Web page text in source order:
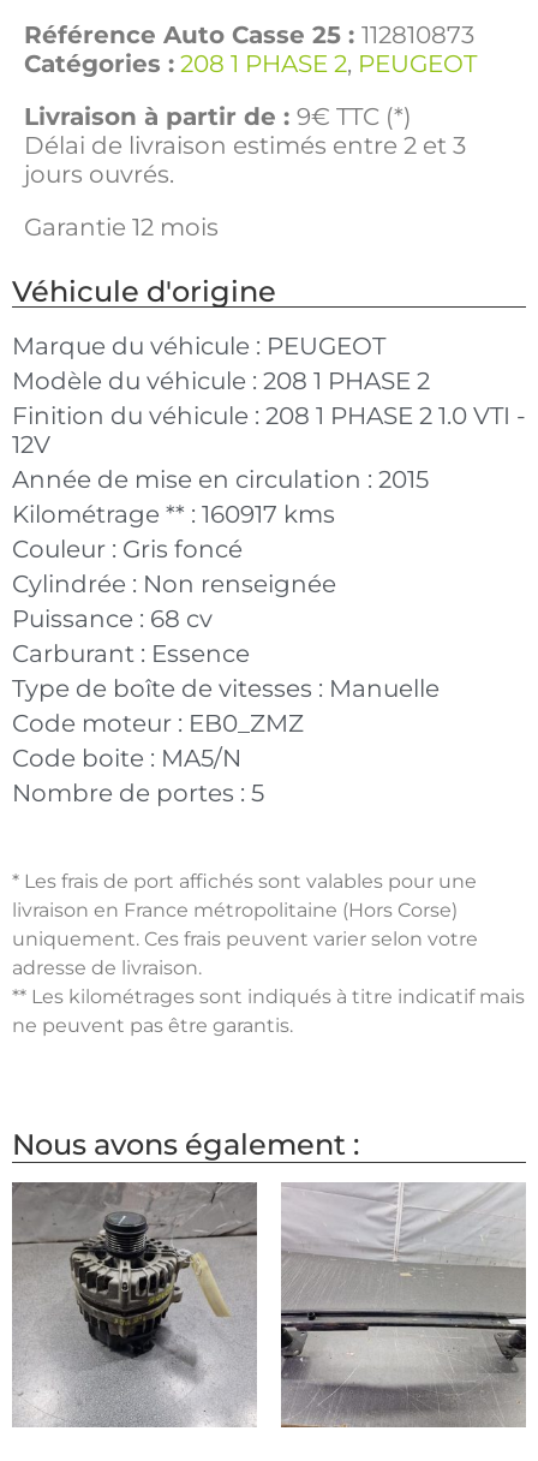
Référence Auto Casse 25 : 112810873
Catégories : 208 1 PHASE 2, PEUGEOT
Livraison à partir de : 9€ TTC (*)
Délai de livraison estimés entre 2 et 3
jours ouvrés.
Garantie 12 mois
Véhicule d'origine
Marque du véhicule : PEUGEOT
Modèle du véhicule : 208 1 PHASE 2
Finition du véhicule : 208 1 PHASE 2 1.0 VTI -
12V
Année de mise en circulation : 2015
Kilométrage ** : 160917 kms
Couleur : Gris foncé
Cylindrée : Non renseignée
Puissance : 68 cv
Carburant : Essence
Type de boîte de vitesses : Manuelle
Code moteur : EB0_ZMZ
Code boite : MA5/N
Nombre de portes : 5
* Les frais de port affichés sont valables pour une
livraison en France métropolitaine (Hors Corse)
uniquement. Ces frais peuvent varier selon votre
adresse de livraison.
** Les kilométrages sont indiqués à titre indicatif mais
ne peuvent pas être garantis.
Nous avons également :